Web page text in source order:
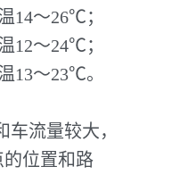
14～26℃；
12～24℃；
13～23℃。
车流量较大，
位置和路